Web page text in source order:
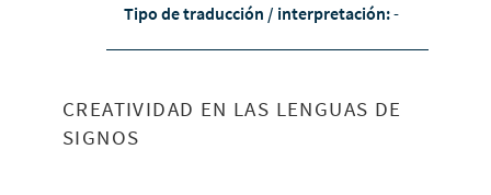
Tipo de traducción / interpretación:-
CREATIVIDAD EN LAS LENGUAS DE
SIGNOS